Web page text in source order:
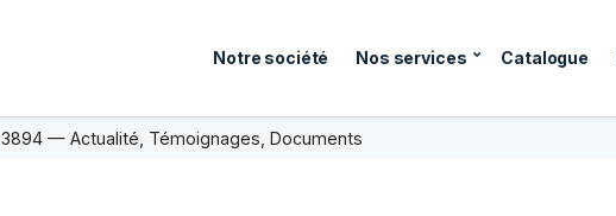
Notre société Nos services Catalogue
3894 — Actualité, Témoignages, Documents